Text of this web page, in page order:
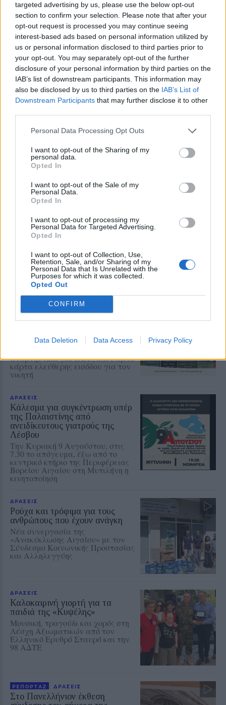
targeted advertising by us, please use the below opt-out
section to confirm your selection. Please note that after your
opt-out request is processed you may continue seeing
interest-based ads based on personal information utilized by
us or personal information disclosed to third parties prior to
your opt-out. You may separately opt-out of the further
disclosure of your personal information by third parties on the
IAB’s list of downstream participants. This information may
also be disclosed by us to third parties on the IAB’s List of
Downstream Participants that may further disclose it to other
Personal Data Processing Opt Outs
I want to opt-out of the Sharing of my
personal data.
Opted In
I want to opt-out of the Sale of my
Personal Data.
Opted In
I want to opt-out of processing my
Personal Data for Targeted Advertising.
Opted In
I want to opt-out of Collection, Use,
Retention, Sale, and/or Sharing of my
Personal Data that Is Unrelated with the
Purposes for which it was collected.
Opted Out
CONFIRM
Data Deletion Data Access Privacy Policy
Η Έλλη και ο Φρίξος
Πρωτογερέλλη στους δρόμους
της μνήμης
Η Θερμή τίμησε τους δύο
αγωνιστές της Εθνικής
Αντίστασης, ενώ κατατέθηκε
πρόταση να δοθεί το όνομά τους σε
δρόμο του τόπου όπου γεννήθηκαν
ΔΡΑΣΕΙΣ
δυτικής Λέσβου
Το θυμαρίσιο μέλι, οι επικονιαστές
και τα αρωματικά φυτά
πρωταγωνίστησαν στη γευστική
εμπειρία που φιλοξενεησε το
Απολιθωμένου Δάσους Λέσβου
Τρεις συγκεντρώσεις στη Λέσβο
για την Παλαιστίνη
Μυτιλήνη, Πλωμάρι και Ερεσός
πανελλαδική ημέρα δράσης
ενάντια στον πόλεμο στη Γάζα και
στη συνέχιση της συνεργασίας
Ελλάδας–Ισραήλ
Τα παιδιά ανακαλύπτουν το
Απολιθωμένο Δάσος μέσα από
Διαδραστική εκπαιδευτική δράση
αναμνηστικά για όλους και ετήσια
κάρτα ελεύθερης εισόδου για τον
νικητή
ΔΡΑΣΕΙΣ
Κάλεσμα για συγκέντρωση υπέρ
της Παλαιστίνης από
ανειδίκευτους γιατρούς της
Λέσβου
Την Κυριακή 9 Αυγούστου, στις
7.30 το απόγευμα, έξω από το
κεντρικό κτήριο της Περιφέρειας
Βορείου Αιγαίου στη Μυτιλήνη η
κινητοποίηση
ΔΡΑΣΕΙΣ
Ρούχα και τρόφιμα για τους
ανθρώπους που έχουν ανάγκη
Νέα συνεργασία της
«Ανακύκλωσης Αιγαίου» με τον
Σύνδεσμο Κοινωνικής Προστασίας
και Αλληλεγγύης
ΔΡΑΣΕΙΣ
Καλοκαιρινή γιορτή για τα
παιδιά της «Κυψέλης»
Μουσική, τραγούδι και χορός στη
Λέσχη Αξιωματικών από τον
Ελληνικό Ερυθρό Σταυρό και την
98 ΑΔΤΕ
ΡΕΠΟΡΤΑΖ ΔΡΑΣΕΙΣ
Στο Πανελλήνιον έκθεση